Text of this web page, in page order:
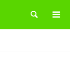
検索